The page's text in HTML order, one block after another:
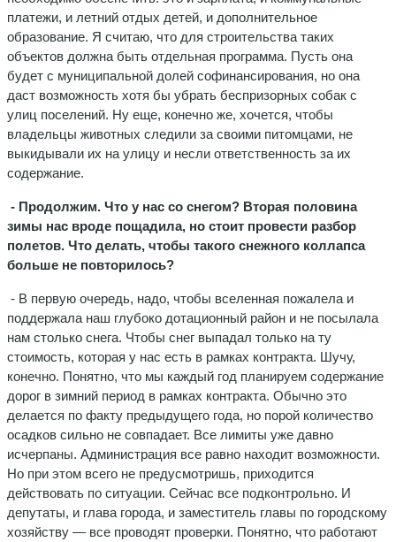
платежи, и летний отдых детей, и дополнительное
образование. Я считаю, что для строительства таких
объектов должна быть отдельная программа. Пусть она
будет с муниципальной долей софинансирования, но она
даст возможность хотя бы убрать беспризорных собак с
улиц поселений. Ну еще, конечно же, хочется, чтобы
владельцы животных следили за своими питомцами, не
выкидывали их на улицу и несли ответственность за их
содержание.
- Продолжим. Что у нас со снегом? Вторая половина
зимы нас вроде пощадила, но стоит провести разбор
полетов. Что делать, чтобы такого снежного коллапса
больше не повторилось?
- В первую очередь, надо, чтобы вселенная пожалела и
поддержала наш глубоко дотационный район и не посылала
нам столько снега. Чтобы снег выпадал только на ту
стоимость, которая у нас есть в рамках контракта. Шучу,
конечно. Понятно, что мы каждый год планируем содержание
дорог в зимний период в рамках контракта. Обычно это
делается по факту предыдущего года, но порой количество
осадков сильно не совпадает. Все лимиты уже давно
исчерпаны. Администрация все равно находит возможности.
Но при этом всего не предусмотришь, приходится
действовать по ситуации. Сейчас все подконтрольно. И
депутаты, и глава города, и заместитель главы по городскому
хозяйству — все проводят проверки. Понятно, что работают